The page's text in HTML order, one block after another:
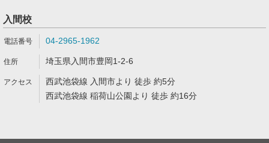
入間校
04-2965-1962
埼玉県入間市豊岡1-2-6
西武池袋線 入間市より 徒歩 約5分
西武池袋線 稲荷山公園より 徒歩 約16分